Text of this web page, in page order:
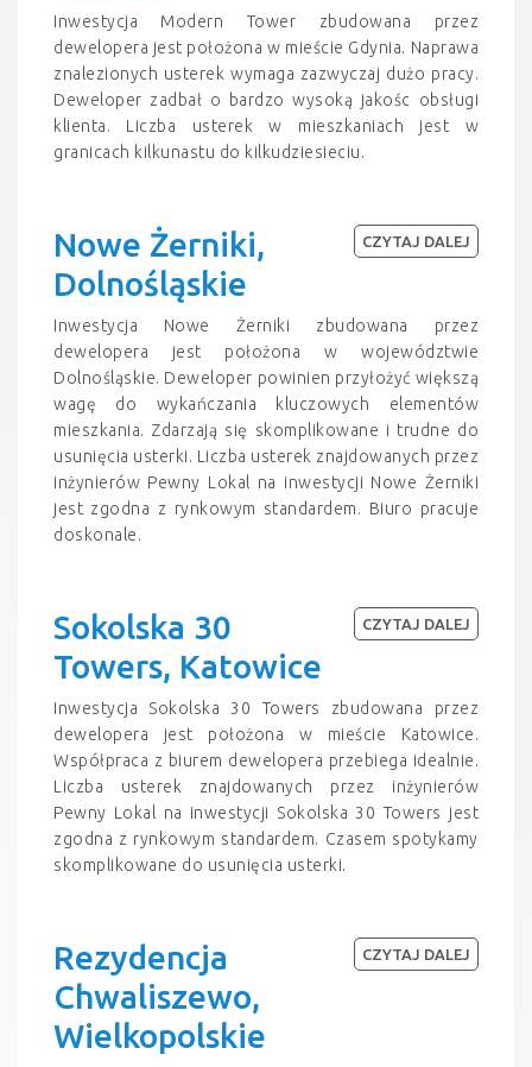
Inwestycja Modern Tower zbudowana przez
dewelopera jest położona w mieście Gdynia. Naprawa
znalezionych usterek wymaga zazwyczaj dużo pracy.
Deweloper zadbał o bardzo wysoką jakośc obsługi
klienta. Liczba usterek w mieszkaniach jest w
granicach kilkunastu do kilkudziesieciu.
Nowe Żerniki,
Dolnośląskie
Inwestycja Nowe Żerniki zbudowana przez
dewelopera jest położona w województwie
Dolnośląskie. Deweloper powinien przyłożyć większą
wagę do wykańczania kluczowych elementów
mieszkania. Zdarzają się skomplikowane i trudne do
usunięcia usterki. Liczba usterek znajdowanych przez
inżynierów Pewny Lokal na inwestycji Nowe Żerniki
jest zgodna z rynkowym standardem. Biuro pracuje
doskonale.
CZYTAJ DALEJ
Sokolska 30
Towers, Katowice
Inwestycja Sokolska 30 Towers zbudowana przez
dewelopera jest położona w mieście Katowice.
Współpraca z biurem dewelopera przebiega idealnie.
Liczba usterek znajdowanych przez inżynierów
Pewny Lokal na inwestycji Sokolska 30 Towers jest
zgodna z rynkowym standardem. Czasem spotykamy
skomplikowane do usunięcia usterki.
CZYTAJ DALEJ
Rezydencja
Chwaliszewo,
Wielkopolskie
CZYTAJ DALEJ